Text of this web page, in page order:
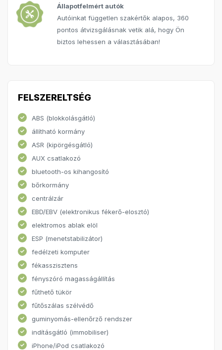
Állapotfelmért autók
Autóinkat független szakértők alapos, 360
pontos átvizsgálásnak vetik alá, hogy Ön
biztos lehessen a választásában!
FELSZERELTSÉG
ABS (blokkolásgátló)
állítható kormány
ASR (kipörgésgátló)
AUX csatlakozó
bluetooth-os kihangosító
bőrkormány
centrálzár
EBD/EBV (elektronikus fékerő-elosztó)
elektromos ablak elöl
ESP (menetstabilizátor)
fedélzeti komputer
fékasszisztens
fényszóró magasságállítás
fűthető tükör
fűtőszálas szélvédő
guminyomás-ellenőrző rendszer
indításgátló (immobiliser)
iPhone/iPod csatlakozó